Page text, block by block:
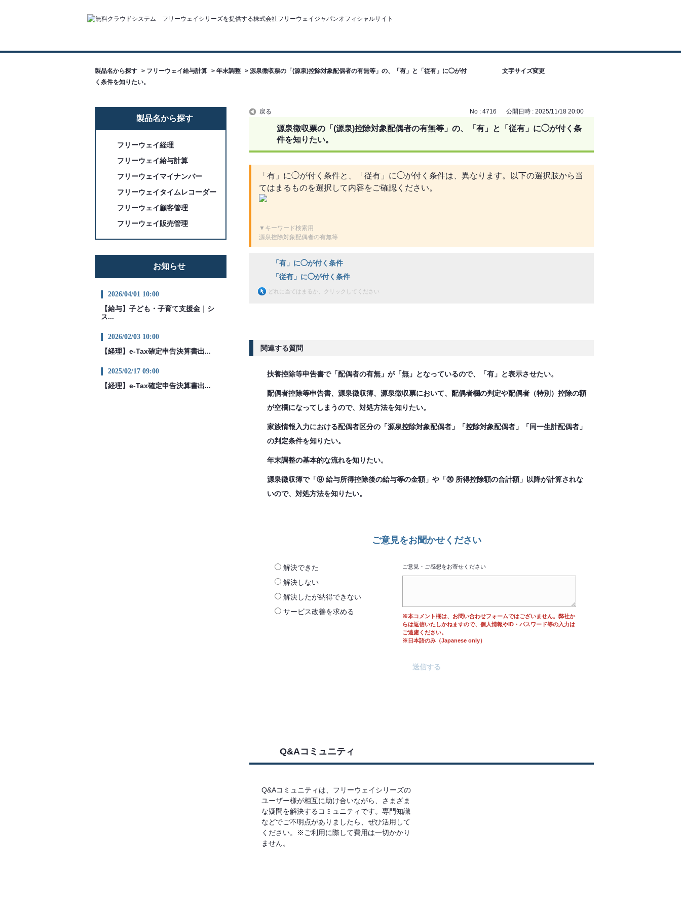
文字サイズ変更
製品名から探す > フリーウェイ給与計算 > 年末調整 > 源泉徴収票の「(源泉)控除対象配偶者の有無等」の、「有」と「従有」に◯が付
く条件を知りたい。
製品名から探す
フリーウェイ経理
フリーウェイ給与計算
フリーウェイマイナンバー
フリーウェイタイムレコーダー
フリーウェイ顧客管理
フリーウェイ販売管理
お知らせ
2026/04/01 10:00
【給与】子ども・子育て支援金｜シ
ス...
2026/02/03 10:00
【経理】e-Tax確定申告決算書出...
2025/02/17 09:00
【経理】e-Tax確定申告決算書出...
戻る No : 4716 公開日時 : 2025/11/18 20:00
源泉徴収票の「(源泉)控除対象配偶者の有無等」の、「有」と「従有」に◯が付く条
件を知りたい。
「有」に◯が付く条件と、「従有」に◯が付く条件は、異なります。以下の選択肢から当
てはまるものを選択して内容をご確認ください。
▼キーワード検索用
源泉控除対象配偶者の有無等
「有」に◯が付く条件
「従有」に◯が付く条件
どれに当てはまるか、クリックしてください
関連する質問
扶養控除等申告書で「配偶者の有無」が「無」となっているので、「有」と表示させたい。
配偶者控除等申告書、源泉徴収簿、源泉徴収票において、配偶者欄の判定や配偶者（特別）控除の額
が空欄になってしまうので、対処方法を知りたい。
家族情報入力における配偶者区分の「源泉控除対象配偶者」「控除対象配偶者」「同一生計配偶者」
の判定条件を知りたい。
年末調整の基本的な流れを知りたい。
源泉徴収簿で「⑨ 給与所得控除後の給与等の金額」や「⑳ 所得控除額の合計額」以降が計算されな
いので、対処方法を知りたい。
ご意見をお聞かせください
解決できた
解決しない
解決したが納得できない
サービス改善を求める
ご意見・ご感想をお寄せください
※本コメント欄は、お問い合わせフォームではございません。弊社か
らは返信いたしかねますので、個人情報やID・パスワード等の入力は
ご遠慮ください。
※日本語のみ（Japanese only）
Q&Aコミュニティ
Q&Aコミュニティは、フリーウェイシリーズの
ユーザー様が相互に助け合いながら、さまざま
な疑問を解決するコミュニティです。専門知識
などでご不明点がありましたら、ぜひ活用して
ください。※ご利用に際して費用は一切かかり
ません。